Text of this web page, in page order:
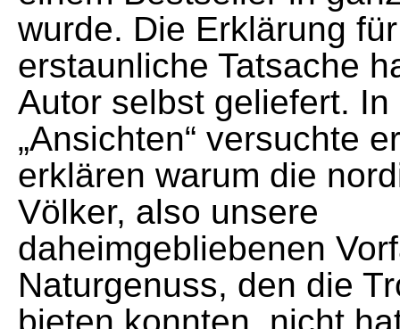
wurde. Die Erklärung
erstaunliche Tatsache
Autor selbst geliefert. In
„Ansichten“ versuchte
erklären warum die
Völker, also unsere
daheimgebliebenen
Naturgenuss, den die